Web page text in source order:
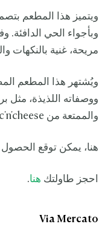
ويتميز هذا المطعم
مريحة، غنية بالنكهات
ويُشتهر هذا المطعم
والممتعة من mac'n'cheese.
هنا، يمكن توقع
احجز طاولتك هنا.
Via Mercato